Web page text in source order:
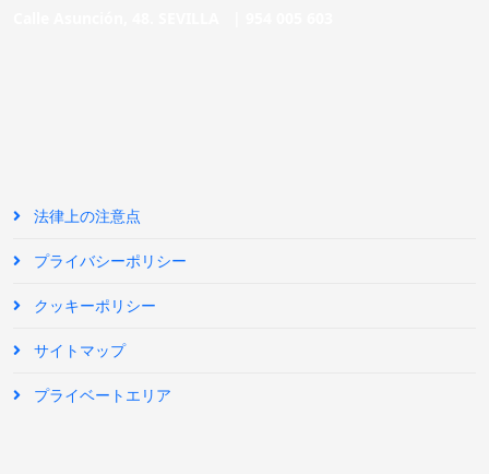
法律上の注意点
プライバシーポリシー
クッキーポリシー
サイトマップ
プライベートエリア